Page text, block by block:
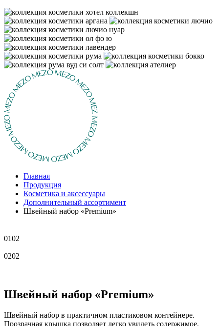
Главная
Продукция
Косметика и аксессуары
Дополнительный ассортимент
Швейный набор «Premium»
0102
0202
Швейный набор «Premium»
Швейный набор в практичном пластиковом контейнере.
Прозрачная крышка позволяет легко увидеть содержимое,